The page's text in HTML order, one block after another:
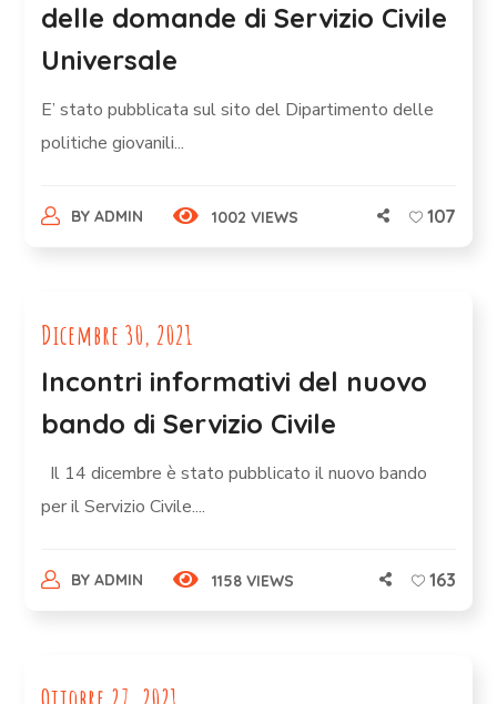
delle domande di Servizio Civile
Universale
E’ stato pubblicata sul sito del Dipartimento delle
politiche giovanili...
BY ADMIN 1002 VIEWS 107
Dicembre 30, 2021
Incontri informativi del nuovo
bando di Servizio Civile
Il 14 dicembre è stato pubblicato il nuovo bando
per il Servizio Civile....
BY ADMIN 1158 VIEWS 163